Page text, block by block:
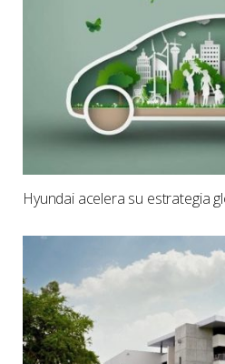
Hyundai acelera su estrategia